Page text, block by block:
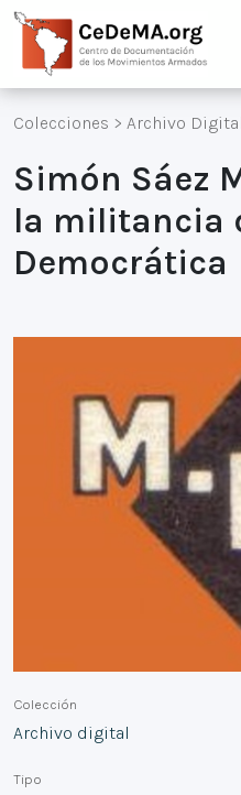
Colecciones > Archivo Digital
Simón Sáez
la militancia
Democrática
Colección
Archivo digital
Tipo